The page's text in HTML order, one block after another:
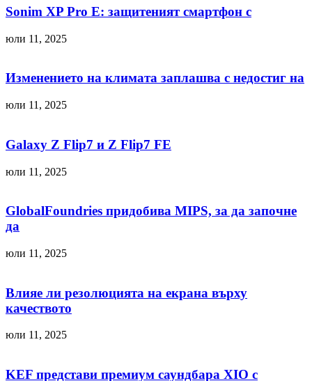
Sonim XP Pro E: защитеният смартфон с
юли 11, 2025
Изменението на климата заплашва с недостиг на
юли 11, 2025
Galaxy Z Flip7 и Z Flip7 FE
юли 11, 2025
GlobalFoundries придобива MIPS, за да започне
да
юли 11, 2025
Влияе ли резолюцията на екрана върху
качеството
юли 11, 2025
KEF представи премиум саундбара XIO с